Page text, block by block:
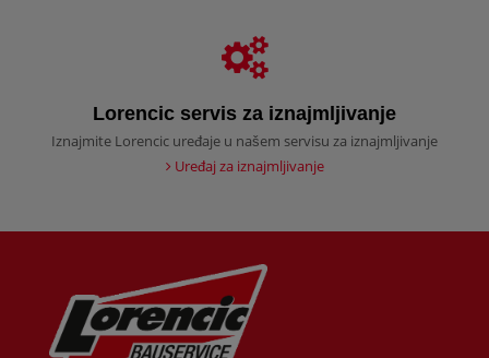
Lorencic servis za iznajmljivanje
Iznajmite Lorencic uređaje u našem servisu za iznajmljivanje
Uređaj za iznajmljivanje